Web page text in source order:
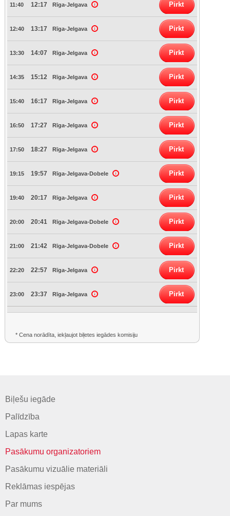
11:40 12:17 Rīga-Jelgava Pirkt
12:40 13:17 Rīga-Jelgava Pirkt
13:30 14:07 Rīga-Jelgava Pirkt
14:35 15:12 Rīga-Jelgava Pirkt
15:40 16:17 Rīga-Jelgava Pirkt
16:50 17:27 Rīga-Jelgava Pirkt
17:50 18:27 Rīga-Jelgava Pirkt
19:15 19:57 Rīga-Jelgava-Dobele Pirkt
19:40 20:17 Rīga-Jelgava Pirkt
20:00 20:41 Rīga-Jelgava-Dobele Pirkt
21:00 21:42 Rīga-Jelgava-Dobele Pirkt
22:20 22:57 Rīga-Jelgava Pirkt
23:00 23:37 Rīga-Jelgava Pirkt
* Cena norādīta, iekļaujot biļetes iegādes komisiju
Biļešu iegāde
Palīdzība
Lapas karte
Pasākumu organizatoriem
Pasākumu vizuālie materiāli
Reklāmas iespējas
Par mums